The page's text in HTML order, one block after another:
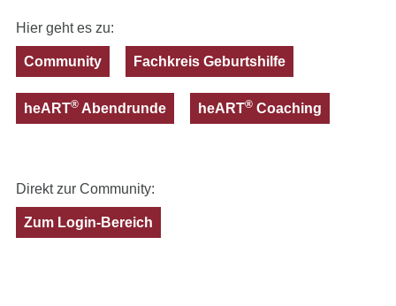
Hier geht es zu:
Community Fachkreis Geburtshilfe
heART® Abendrunde heART® Coaching
Direkt zur Community:
Zum Login-Bereich